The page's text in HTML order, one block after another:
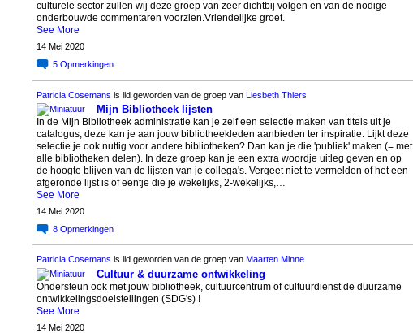
culturele sector zullen wij deze groep van zeer dichtbij volgen en van de nodige
onderbouwde commentaren voorzien.Vriendelijke groet.
See More
14 Mei 2020
5 Opmerkingen
Patricia Cosemans is lid geworden van de groep van Liesbeth Thiers
Mijn Bibliotheek lijsten
In de Mijn Bibliotheek administratie kan je zelf een selectie maken van titels uit je
catalogus, deze kan je aan jouw bibliotheekleden aanbieden ter inspiratie. Lijkt deze
selectie je ook nuttig voor andere bibliotheken? Dan kan je die 'publiek' maken (= met
alle bibliotheken delen). In deze groep kan je een extra woordje uitleg geven en op
de hoogte blijven van de lijsten van je collega's. Vergeet niet te vermelden of het een
afgeronde lijst is of eentje die je wekelijks, 2-wekelijks,…
See More
14 Mei 2020
8 Opmerkingen
Patricia Cosemans is lid geworden van de groep van Maarten Minne
Cultuur & duurzame ontwikkeling
Ondersteun ook met jouw bibliotheek, cultuurcentrum of cultuurdienst de duurzame
ontwikkelingsdoelstellingen (SDG's) !
See More
14 Mei 2020